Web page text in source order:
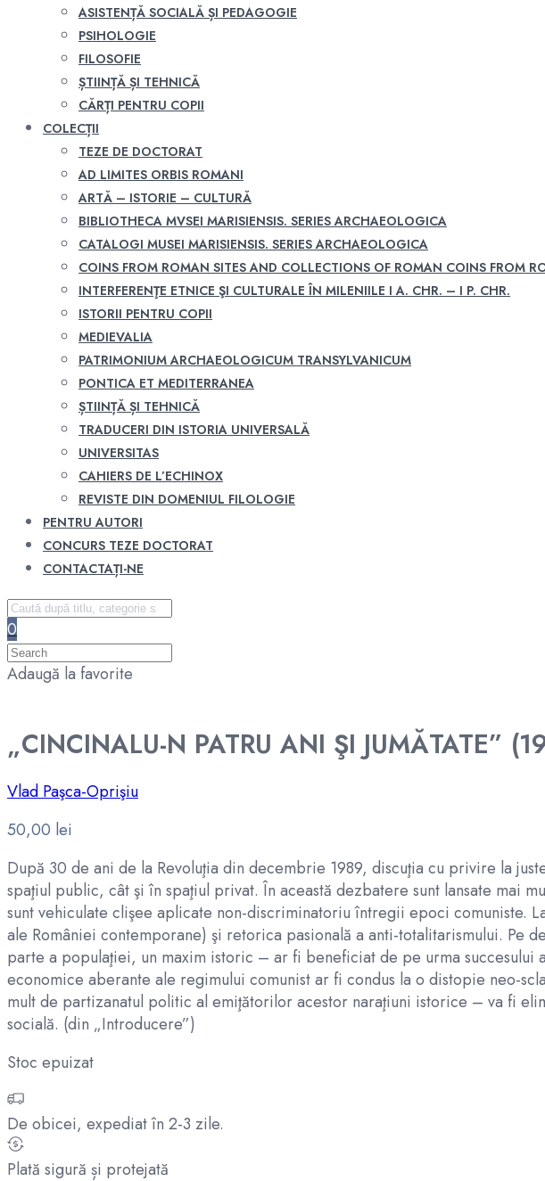
ASISTENȚĂ SOCIALĂ ȘI PEDAGOGIE
PSIHOLOGIE
FILOSOFIE
ȘTIINȚĂ ȘI TEHNICĂ
CĂRȚI PENTRU COPII
COLECȚII
TEZE DE DOCTORAT
AD LIMITES ORBIS ROMANI
ARTĂ – ISTORIE – CULTURĂ
BIBLIOTHECA MVSEI MARISIENSIS. SERIES ARCHAEOLOGICA
CATALOGI MUSEI MARISIENSIS. SERIES ARCHAEOLOGICA
COINS FROM ROMAN SITES AND COLLECTIONS OF ROMAN COINS FROM
INTERFERENŢE ETNICE ŞI CULTURALE ÎN MILENIILE I A. CHR. – I P. CHR.
ISTORII PENTRU COPII
MEDIEVALIA
PATRIMONIUM ARCHAEOLOGICUM TRANSYLVANICUM
PONTICA ET MEDITERRANEA
ȘTIINȚĂ ȘI TEHNICĂ
TRADUCERI DIN ISTORIA UNIVERSALĂ
UNIVERSITAS
CAHIERS DE L’ECHINOX
REVISTE DIN DOMENIUL FILOLOGIE
PENTRU AUTORI
CONCURS TEZE DOCTORAT
CONTACTAȚI-NE
0
Adaugă la favorite
„CINCINALU-N PATRU ANI ŞI JUMĂTATE”
Vlad Paşca-Oprişiu
50,00 lei
După 30 de ani de la Revoluţia din decembrie 1989, discuţia cu privire la
spaţiul public, cât şi în spaţiul privat. În această dezbatere sunt lansate mai
sunt vehiculate clişee aplicate non-discriminatoriu întregii epoci comuniste.
ale României contemporane) şi retorica pasională a anti-totalitarismului. Pe
parte a populaţiei, un maxim istoric – ar fi beneficiat de pe urma
economice aberante ale regimului comunist ar fi condus la o distopie neo-
mult de partizanatul politic al emiţătorilor acestor naraţiuni istorice – va fi
socială. (din „Introducere”)
Stoc epuizat
De obicei, expediat în 2-3 zile.
Plată sigură și protejată